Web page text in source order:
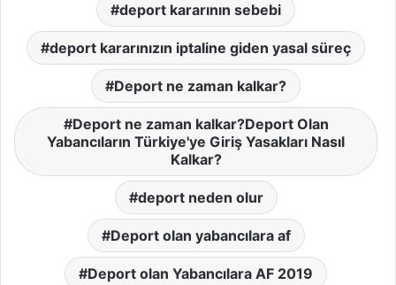
deport kararının sebebi
deport kararınızın iptaline giden yasal süreç
Deport ne zaman kalkar?
Deport ne zaman kalkar?Deport Olan
Yabancıların Türkiye'ye Giriş Yasakları Nasıl
Kalkar?
deport neden olur
Deport olan yabancılara af
Deport olan Yabancılara AF 2019